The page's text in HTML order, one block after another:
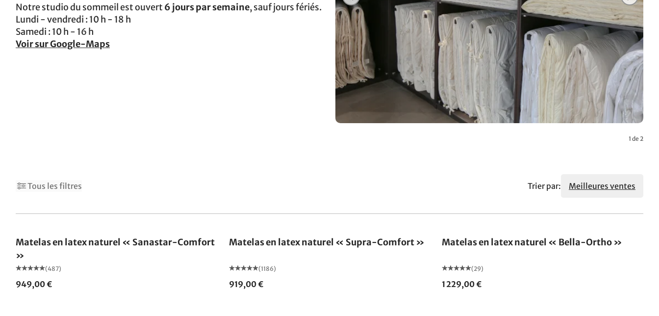
1 de 2
Notre studio du sommeil est ouvert 6 jours par semaine, sauf jours fériés.
Lundi - vendredi : 10 h - 18 h
Samedi : 10 h - 16 h
Voir sur Google-Maps
Tous les filtres Trier par: Meilleures ventes
Matelas en latex naturel « Sanastar-Comfort
»
(487)
949,00 €
Matelas en latex naturel « Supra-Comfort »
(1186)
919,00 €
Matelas en latex naturel « Bella-Ortho »
(29)
1 229,00 €